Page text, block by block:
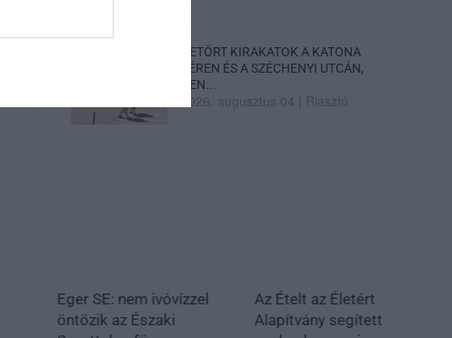
BETÖRT KIRAKATOK A KATONA
TÉREN ÉS A SZÉCHENYI UTCÁN,
REN...
2026. augusztus 04 Riasztó
Eger SE: nem ivóvízzel
öntözik az Északi
Az Ételt az Életért
Alapítvány segített